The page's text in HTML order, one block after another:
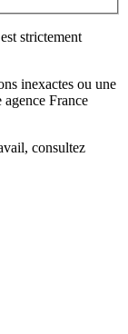
strictement
inexactes ou une
agence France
, consultez